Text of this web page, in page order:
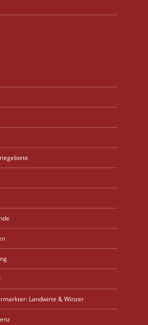
Landwirte & Winzer